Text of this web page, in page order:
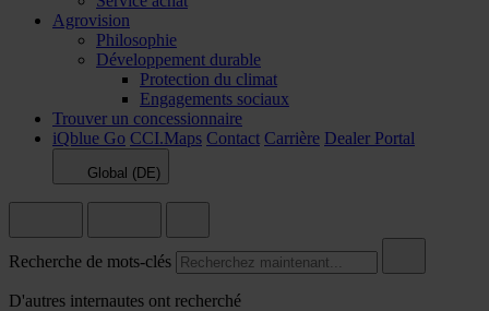
Agrovision
Philosophie
Développement durable
Protection du climat
Engagements sociaux
Trouver un concessionnaire
iQblue Go CCI.Maps Contact Carrière Dealer Portal
Global (DE)
Recherche de mots-clés
D'autres internautes ont recherché